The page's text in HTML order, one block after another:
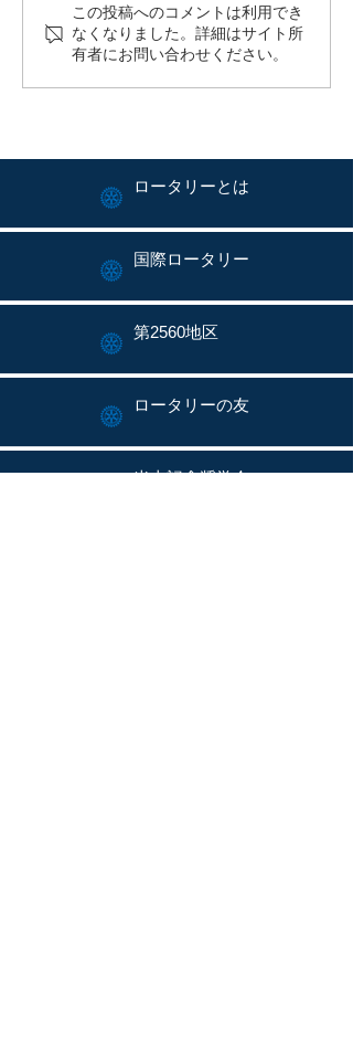
平野年度：週報no.3を
発行しました。
この投稿へのコメントは利用でき
なくなりました。詳細はサイト所
有者にお問い合わせください。
ロータリーとは
国際ロータリー
第2560地区
ロータリーの友
米山記念奨学会